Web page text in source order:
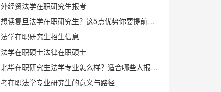
外经贸法学在职研究生报考
想读复旦法学在职研究生？这5点优势你要提前了解
法学在职研究生招生信息
法学在职硕士法律在职硕士
北华在职研究生法学专业怎么样？适合哪些人报考？
考在职法学专业研究生的意义与路径